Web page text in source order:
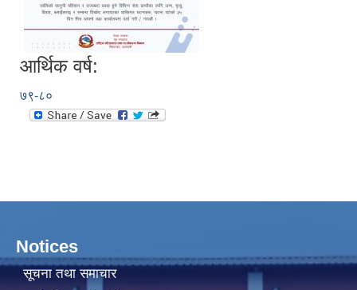
आर्थिक वर्ष:
७९-८०
Notices
सूचना तथा समाचार